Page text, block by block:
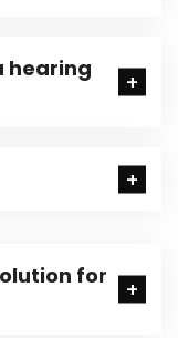
hearing
for